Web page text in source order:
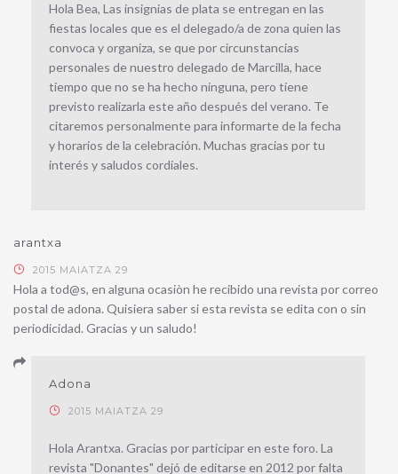
Hola Bea, Las insignias de plata se entregan en las
fiestas locales que es el delegado/a de zona quien las
convoca y organiza, se que por circunstancias
personales de nuestro delegado de Marcilla, hace
tiempo que no se ha hecho ninguna, pero tiene
previsto realizarla este año después del verano. Te
citaremos personalmente para informarte de la fecha
y horarios de la celebración. Muchas gracias por tu
interés y saludos cordiales.
arantxa
2015 MAIATZA 29
Hola a tod@s, en alguna ocasiòn he recibido una revista por correo
postal de adona. Quisiera saber si esta revista se edita con o sin
periodicidad. Gracias y un saludo!
Adona
2015 MAIATZA 29
Hola Arantxa. Gracias por participar en este foro. La
revista "Donantes" dejó de editarse en 2012 por falta